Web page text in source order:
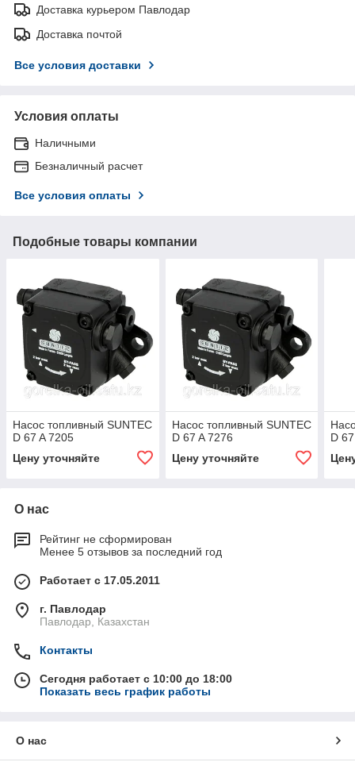
Доставка курьером Павлодар
Доставка почтой
Все условия доставки
Условия оплаты
Наличными
Безналичный расчет
Все условия оплаты
Подобные товары компании
Насос топливный SUNTEC
D 67 A 7205
Цену уточняйте
Насос топливный SUNTEC
D 67 A 7276
Цену уточняйте
D
О нас
Рейтинг не сформирован
Менее 5 отзывов за последний год
Работает с 17.05.2011
г. Павлодар
Павлодар, Казахстан
Контакты
Сегодня работает с 10:00 до 18:00
Показать весь график работы
О нас